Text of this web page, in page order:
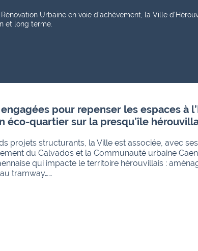
Urbaine en voie d’achèvement, la Ville
et long terme.
pour repenser les espaces à
éco-quartier sur la presqu’île
projets structurants, la Ville est associée, avec
du Calvados et la Communauté urbaine
qui impacte le territoire hérouvillais :
tramway……